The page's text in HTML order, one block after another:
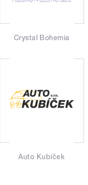
Crystal Bohemia
Auto Kubíček